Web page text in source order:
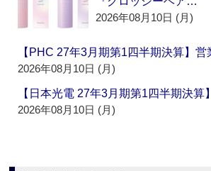
2026年08月10日 (月)
【PHC 27年3月期第1四半期決算】
2026年08月10日 (月)
【日本光電 27年3月期第1四半期決算
2026年08月10日 (月)